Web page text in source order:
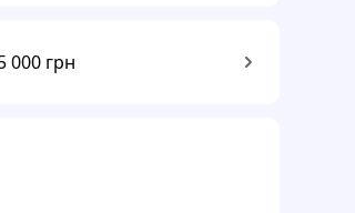
000 грн